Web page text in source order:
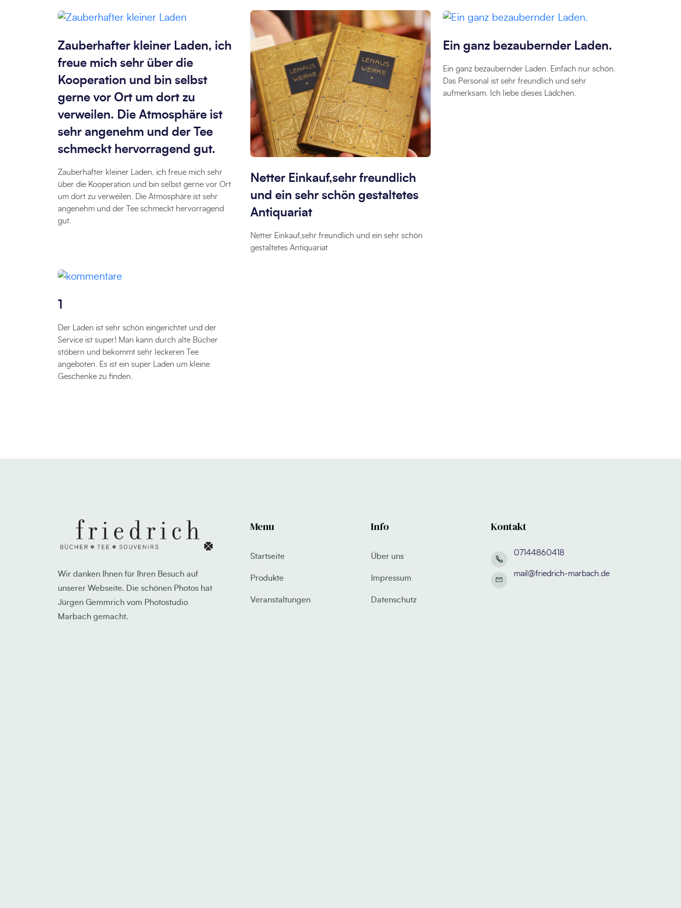
Zauberhafter kleiner Laden, ich
freue mich sehr über die
Kooperation und bin selbst
gerne vor Ort um dort zu
verweilen. Die Atmosphäre ist
sehr angenehm und der Tee
schmeckt hervorragend gut.
Zauberhafter kleiner Laden, ich freue mich sehr
über die Kooperation und bin selbst gerne vor Ort
um dort zu verweilen. Die Atmosphäre ist sehr
angenehm und der Tee schmeckt hervorragend
gut.
Netter Einkauf,sehr freundlich
und ein sehr schön gestaltetes
Antiquariat
Netter Einkauf,sehr freundlich und ein sehr schön
gestaltetes Antiquariat
Ein ganz bezaubernder Laden.
Ein ganz bezaubernder Laden. Einfach nur schön.
Das Personal ist sehr freundlich und sehr
aufmerksam. Ich liebe dieses Lädchen.
1
Der Laden ist sehr schön eingerichtet und der
Service ist super! Man kann durch alte Bücher
stöbern und bekommt sehr leckeren Tee
angeboten. Es ist ein super Laden um kleine
Geschenke zu finden.
Wir danken Ihnen für Ihren Besuch auf
unserer Webseite. Die schönen Photos hat
Jürgen Gemmrich vom Photostudio
Marbach gemacht.
Menu
Startseite
Produkte
Veranstaltungen
Info
Über uns
Impressum
Datenschutz
Kontakt
07144860418
mail@friedrich-marbach.de